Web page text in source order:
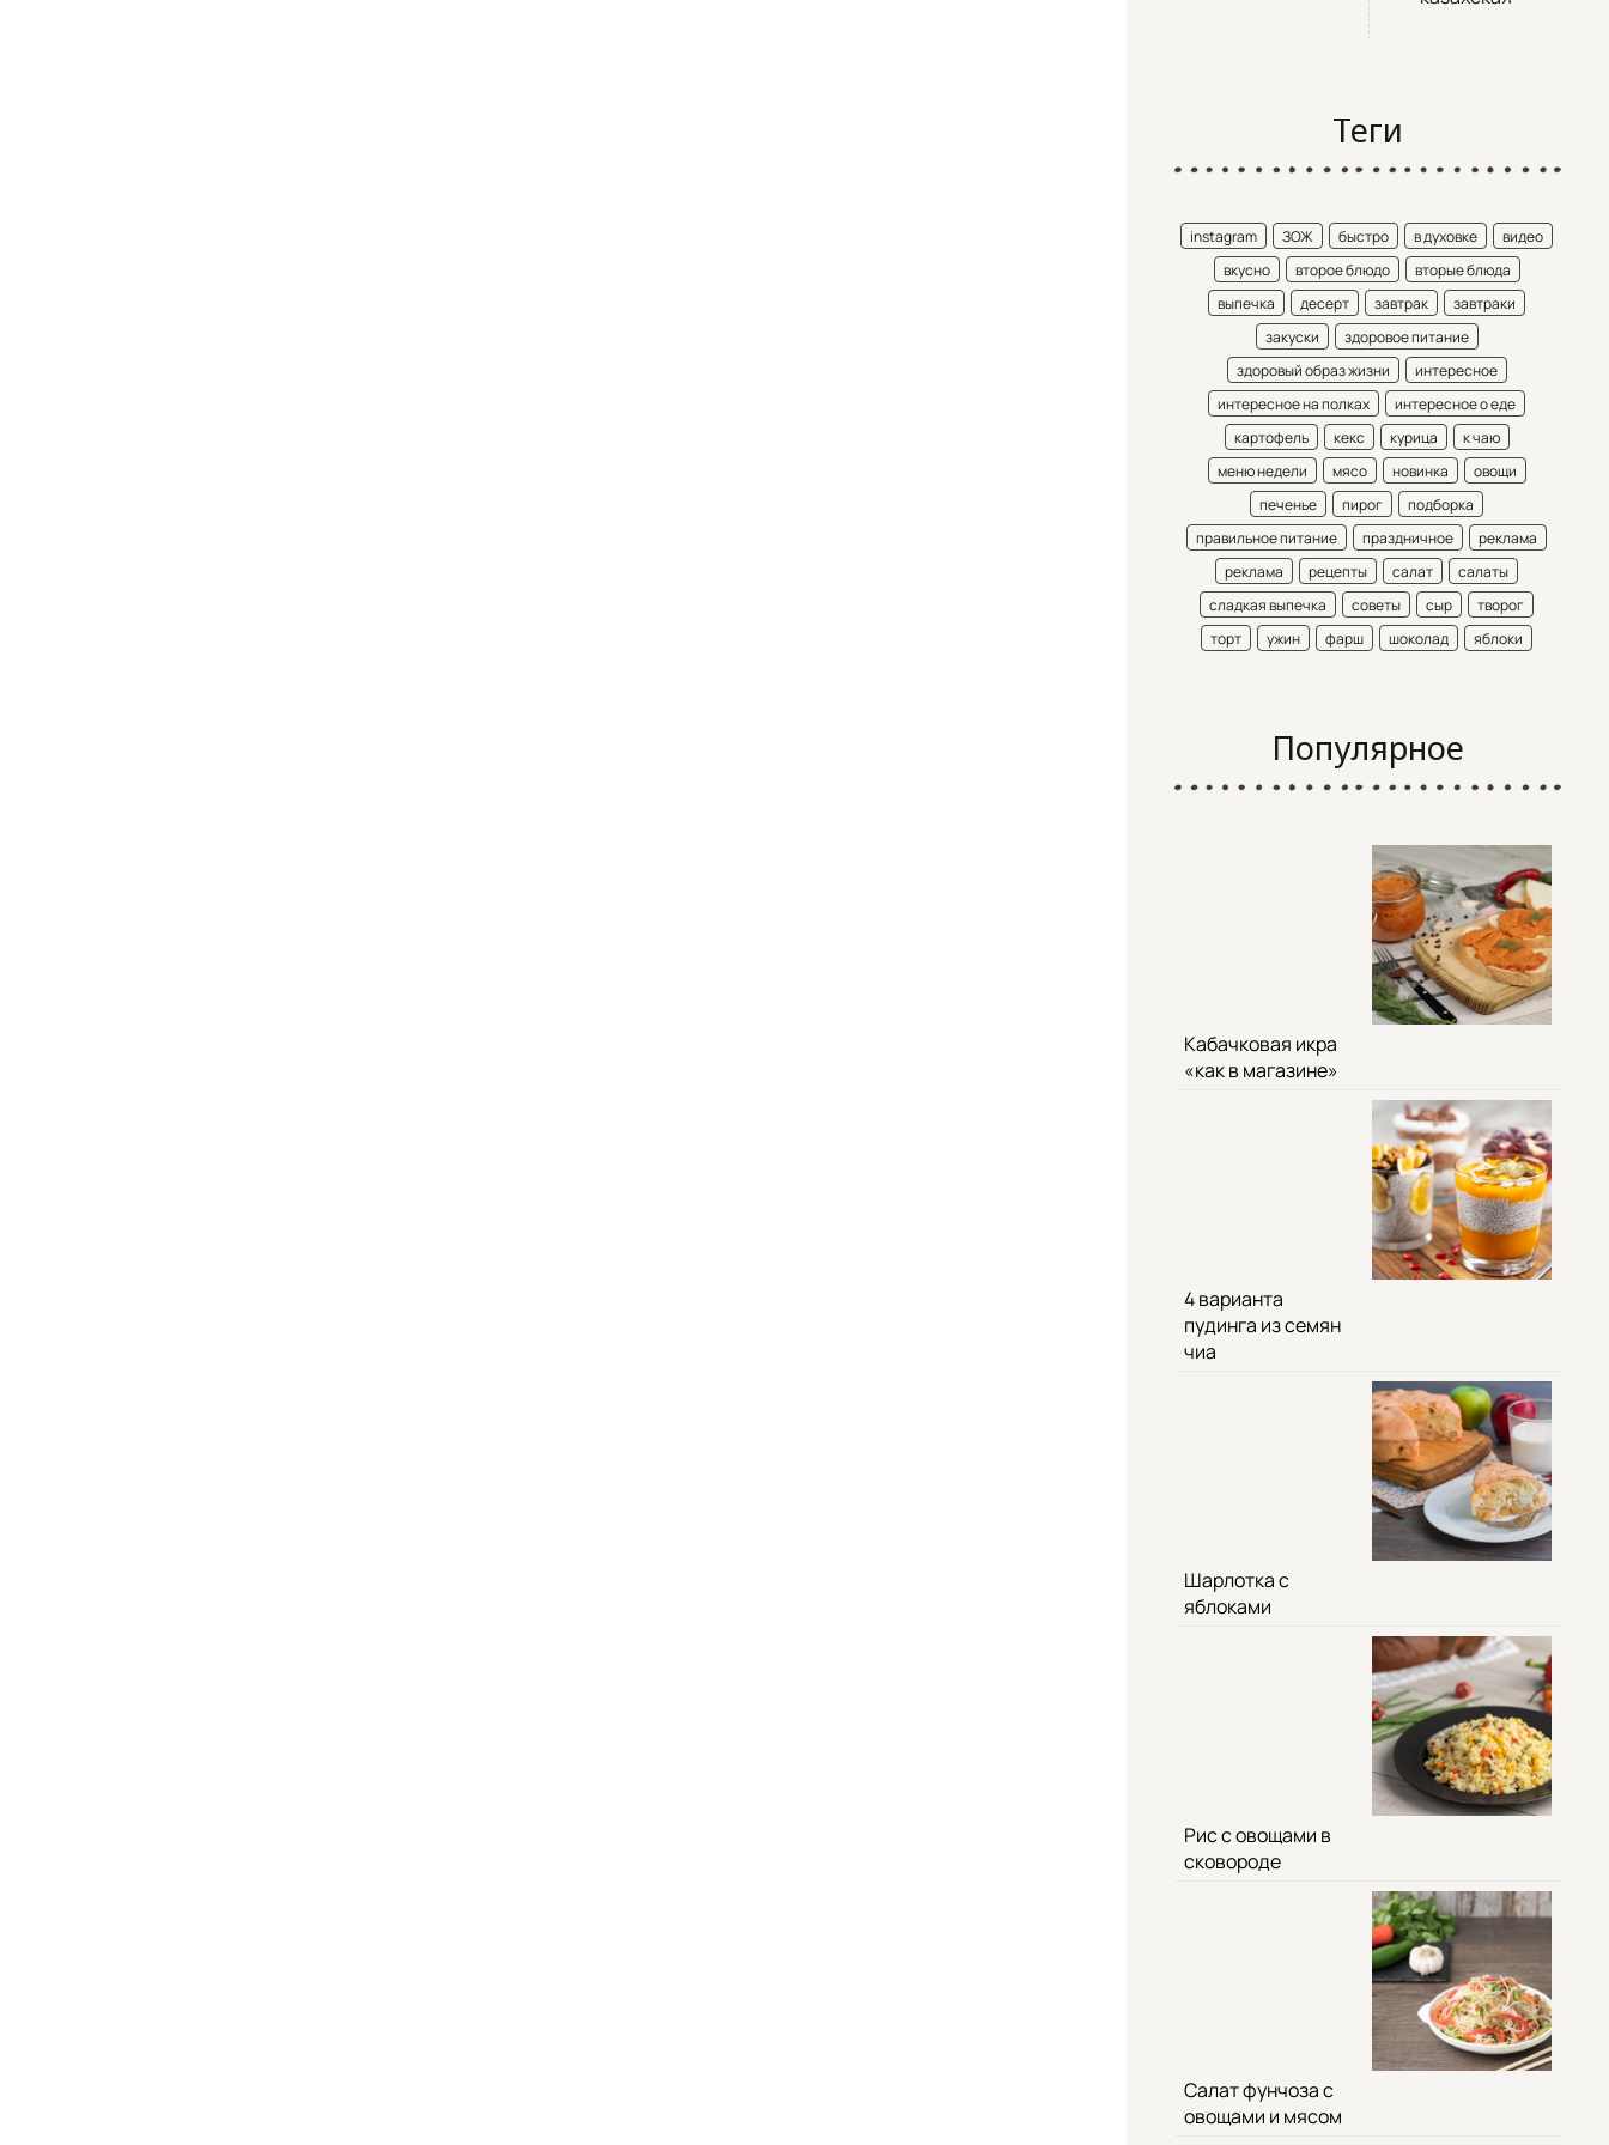
Теги
instagram ЗОЖ быстро в духовке
видео
вкусно
второе блюдо
вторые блюда
выпечка
десерт завтрак
завтраки
закуски
здоровое питание
здоровый образ жизни
интересное
интересное на полках
интересное о еде
картофель
кекс курица
к чаю
меню недели
мясо новинка
овощи
печенье
пирог
подборка
правильное питание
праздничное
реклама
реклама
рецепты салат
салаты
сладкая выпечка
советы сыр
творог
торт
ужин фарш шоколад яблоки
Популярное
Кабачковая икра
«как в магазине»
4 варианта
пудинга из семян
чиа
Шарлотка с
яблоками
Рис с овощами в
сковороде
Салат фунчоза с
овощами и мясом